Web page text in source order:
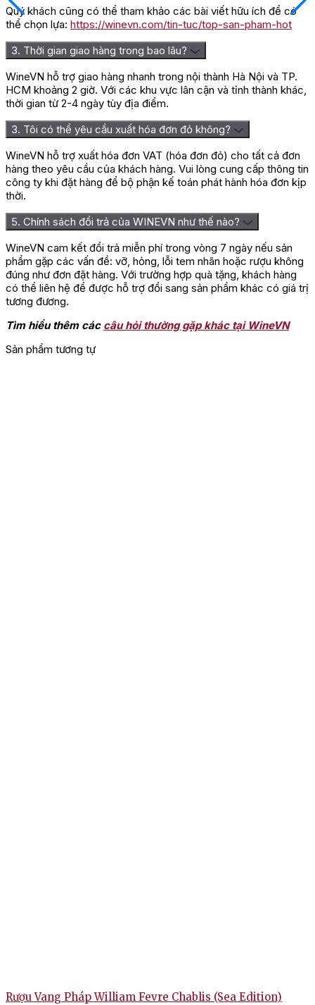
Quý khách cũng có thể tham khảo các bài viết hữu ích để có
thể chọn lựa: https://winevn.com/tin-tuc/top-san-pham-hot
3. Thời gian giao hàng trong bao lâu?
WineVN hỗ trợ giao hàng nhanh trong nội thành Hà Nội và TP.
HCM khoảng 2 giờ. Với các khu vực lân cận và tỉnh thành khác,
thời gian từ 2-4 ngày tùy địa điểm.
3. Tôi có thể yêu cầu xuất hóa đơn đỏ không?
WineVN hỗ trợ xuất hóa đơn VAT (hóa đơn đỏ) cho tất cả đơn
hàng theo yêu cầu của khách hàng. Vui lòng cung cấp thông tin
công ty khi đặt hàng để bộ phận kế toán phát hành hóa đơn kịp
thời.
5. Chính sách đổi trả của WINEVN như thế nào?
WineVN cam kết đổi trả miễn phí trong vòng 7 ngày nếu sản
phẩm gặp các vấn đề: vỡ, hỏng, lỗi tem nhãn hoặc rượu không
đúng như đơn đặt hàng. Với trường hợp quà tặng, khách hàng
có thể liên hệ để được hỗ trợ đổi sang sản phẩm khác có giá trị
tương đương.
Tìm hiểu thêm các câu hỏi thường gặp khác tại WineVN
Sản phẩm tương tự
Rượu Vang Pháp William Fevre Chablis (Sea Edition)